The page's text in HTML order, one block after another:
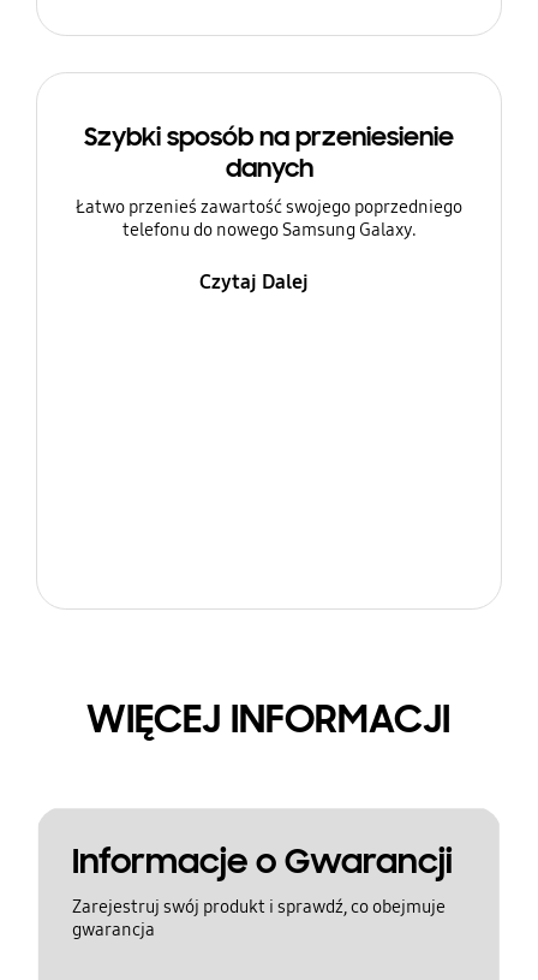
Szybki sposób na przeniesienie
danych
Łatwo przenieś zawartość swojego poprzedniego
telefonu do nowego Samsung Galaxy.
Czytaj Dalej
WIĘCEJ INFORMACJI
Informacje o Gwarancji
Zarejestruj swój produkt i sprawdź, co obejmuje
gwarancja